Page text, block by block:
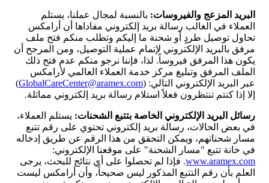
البريد المزعج والفيروسات: بالنسبة لمجال عملنا، يستلم
العملاء في الغالب رسالة بريد إلكتروني مفاداها أن أرامكس
تحاول توصيل طردٍ أو شحنة ما إليكم وتطلب منكم فتح ملف
مرفق بالبريد الإلكتروني لإتمام عملية التوصيل، ومن المرجح أن
يكون هذا المرفق فيروساً. لذا، فإننا نرجو منكم عدم فتح ذلك
الملف المرفق وتبليغ مركز خدمة العملاء العالمي لأرامكس
عبر البريد الإلكتروني التالي: (GlobalCareCenter@aramex.com
)
إلا إذا كنتم تنتظرون فعلاً استلام رسالة بريد إلكتروني مماثلة.
رسائل البريد الإلكتروني الخاصة بتتبع الشحنات: يستلم العملاء،
في بعض الحالات، رسالة بريد إلكتروني تحتوي على رقم تتبع
مسار شحناتهم، ويمكن التحقق من هذا الرقم عن طريق إدخاله
في خانة تتبع "مسار الشحنة" على موقعنا الإلكتروني:
www.aramex.com. فإذا لم تحصلوا على أي نتائج للبحث، يرجى
العلم بأن رقم التتبع المذكور ليس صحيحاً، وأن أرامكس ليست